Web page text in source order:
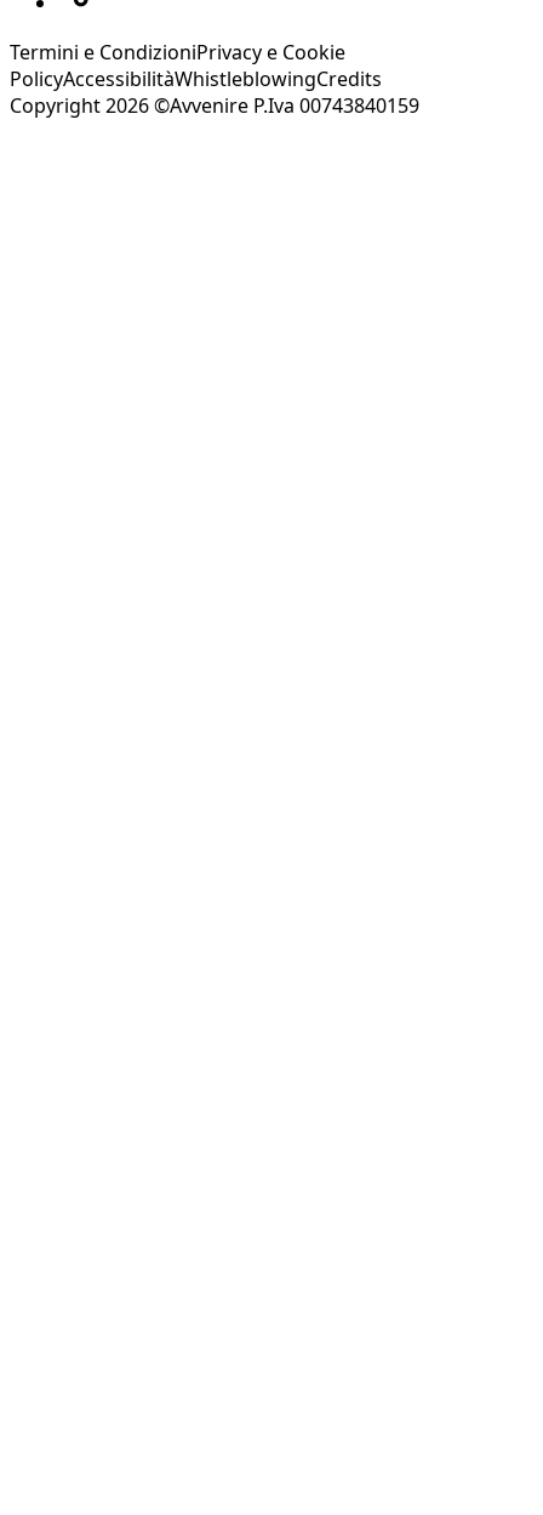
Termini e CondizioniPrivacy e Cookie
PolicyAccessibilitàWhistleblowingCredits
Copyright 2026 ©Avvenire P.Iva 00743840159